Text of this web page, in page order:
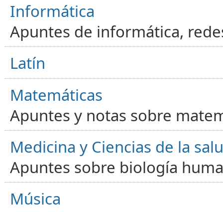
Informática
Apuntes de informática,
Latín
Matemáticas
Apuntes y notas sobre
Medicina y Ciencias de la
Apuntes sobre biología
Música